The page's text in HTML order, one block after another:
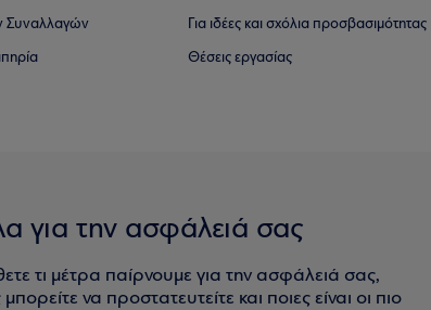
Συναλλαγών Για ιδέες και σχόλια προσβασιμότητας
Θέσεις εργασίας
για την ασφάλειά σας
τι μέτρα παίρνουμε για την ασφάλειά σας,
να προστατευτείτε και ποιες είναι οι πιο